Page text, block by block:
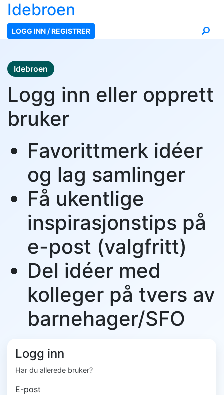
Idebroen
LOGG INN / REGISTRER
Idebroen
Logg inn eller opprett
bruker
Favorittmerk idéer
og lag samlinger
Få ukentlige
inspirasjonstips på
e-post (valgfritt)
Del idéer med
kolleger på tvers av
barnehager/SFO
Logg inn
Har du allerede bruker?
E-post